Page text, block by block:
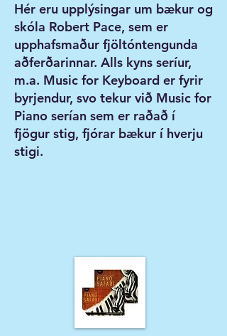
Hér eru upplýsingar um bækur og
skóla Robert Pace, sem er
upphafsmaður fjöltóntengunda
aðferðarinnar. Alls kyns seríur,
m.a. Music for Keyboard er fyrir
byrjendur, svo tekur við Music for
Piano serían sem er raðað í
fjögur stig, fjórar bækur í hverju
stigi.